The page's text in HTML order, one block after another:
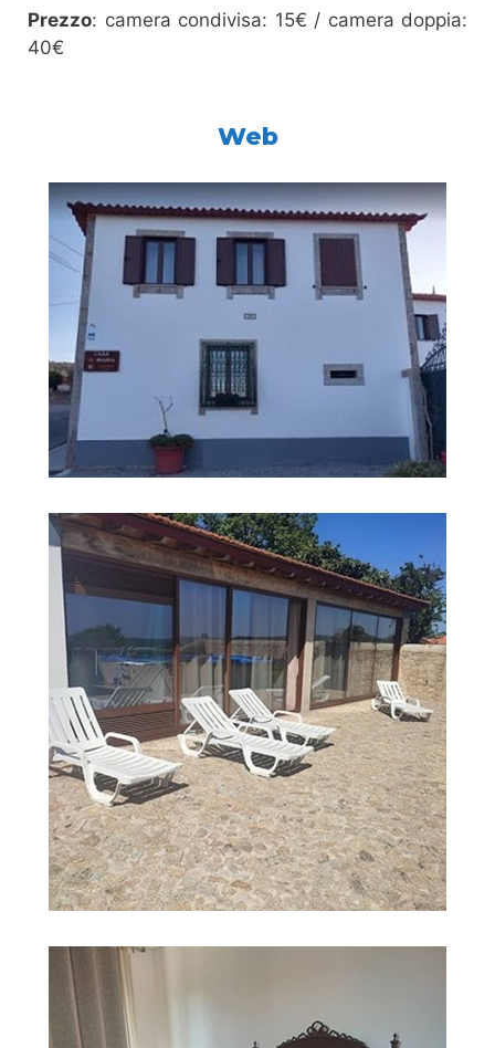
Prezzo: camera condivisa: 15€ / camera doppia:
40€
Web